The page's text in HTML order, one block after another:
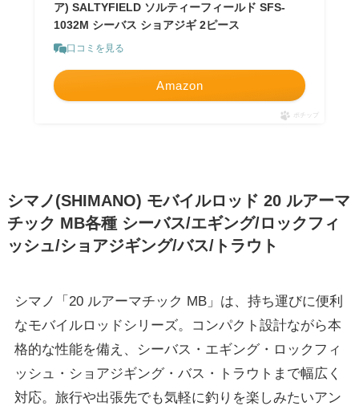
ア) SALTYFIELD ソルティーフィールド SFS-
1032M シーバス ショアジギ 2ピース
口コミを見る
Amazon
ポチップ
シマノ(SHIMANO) モバイルロッド 20 ルアーマ
チック MB各種 シーバス/エギング/ロックフィ
ッシュ/ショアジギング/バス/トラウト
シマノ「20 ルアーマチック MB」は、持ち運びに便利
なモバイルロッドシリーズ。コンパクト設計ながら本
格的な性能を備え、シーバス・エギング・ロックフィ
ッシュ・ショアジギング・バス・トラウトまで幅広く
対応。旅行や出張先でも気軽に釣りを楽しみたいアン